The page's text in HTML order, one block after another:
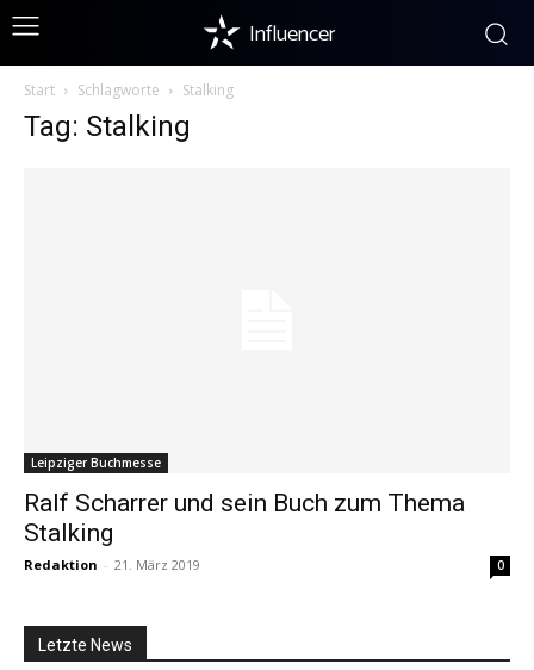
Influencer
Start Schlagworte Stalking
Tag: Stalking
Leipziger Buchmesse
Ralf Scharrer und sein Buch zum Thema
Stalking
Redaktion - 21. März 2019 0
Letzte News